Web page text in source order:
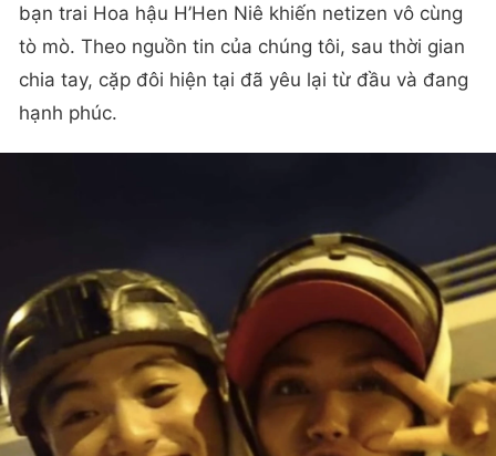
bạn trai Hoa hậu H’Hen Niê khiến netizen vô cùng
tò mò. Theo nguồn tin của chúng tôi, sau thời gian
chia tay, cặp đôi hiện tại đã yêu lại từ đầu và đang
hạnh phúc.